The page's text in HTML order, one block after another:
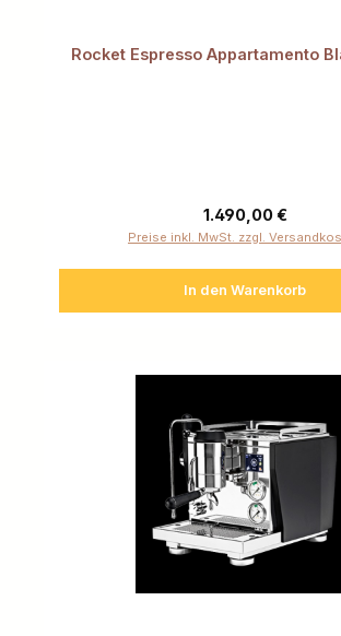
Rocket Espresso Appartamento
Regulärer Preis:
1.490,00 €
Preise inkl. MwSt. zzgl.
In den Warenkorb